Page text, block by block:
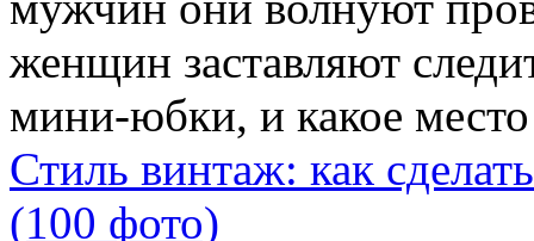
женщин заставляют
мини-юбки, и какое
Стиль винтаж: как
(100 фото)